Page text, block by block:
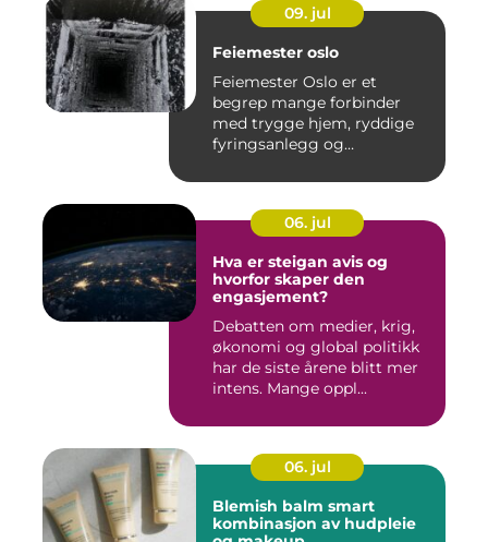
09. jul
Feiemester oslo
Feiemester Oslo er et
begrep mange forbinder
med trygge hjem, ryddige
fyringsanlegg og
06. jul
Hva er steigan avis og
hvorfor skaper den
engasjement?
Debatten om medier, krig,
økonomi og global politikk
har de siste årene blitt mer
intens. Mange oppl...
06. jul
Blemish balm smart
kombinasjon av hudpleie